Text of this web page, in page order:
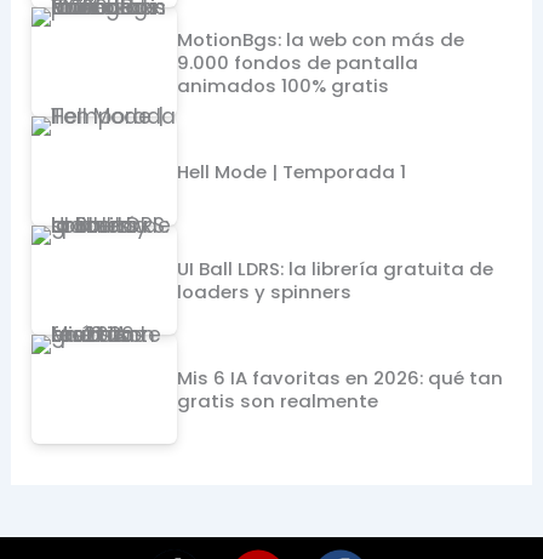
MotionBgs: la web con más de
9.000 fondos de pantalla
animados 100% gratis
Hell Mode | Temporada 1
UI Ball LDRS: la librería gratuita de
loaders y spinners
Mis 6 IA favoritas en 2026: qué tan
gratis son realmente